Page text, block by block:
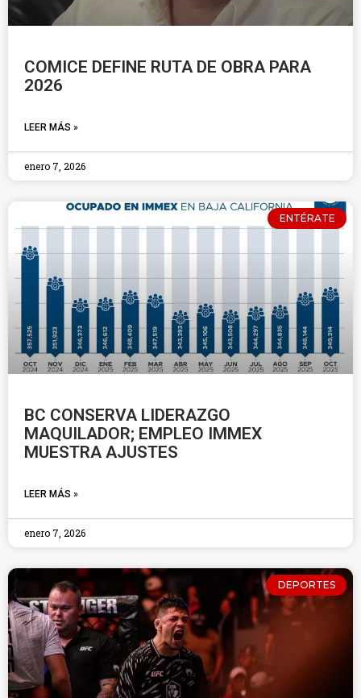
COMICE DEFINE RUTA DE OBRA PARA
2026
LEER MÁS »
enero 7, 2026
ENTÉRATE
BC CONSERVA LIDERAZGO
MAQUILADOR; EMPLEO IMMEX
MUESTRA AJUSTES
LEER MÁS »
enero 7, 2026
DEPORTES